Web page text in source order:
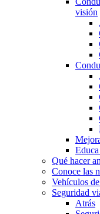
visión
Qué hacer
Conoce las
Vehículos
Seguridad
Atrás